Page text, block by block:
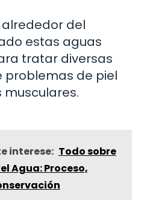
del
estas aguas
tratar diversas
problemas de piel
interese: Todo sobre
Agua: Proceso,